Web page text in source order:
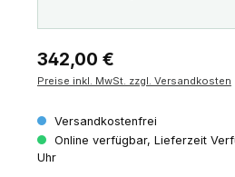
Regulärer Preis:
342,00 €
Preise inkl. MwSt. zzgl. Versandkosten
Versandkostenfrei
Online verfügbar, Lieferzeit
Uhr